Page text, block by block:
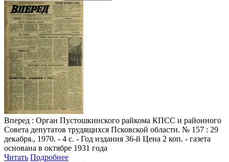
Вперед : Орган Пустошкинского райкома КПСС и районного
Совета депутатов трудящихся Псковской области. № 157 : 29
декабря., 1970. - 4 с. - Год издания 36-й Цена 2 коп. - газета
основана в октябре 1931 года
Читать Подробнее